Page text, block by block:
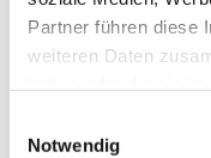
Partner führen diese
weiteren Daten
Notwendig